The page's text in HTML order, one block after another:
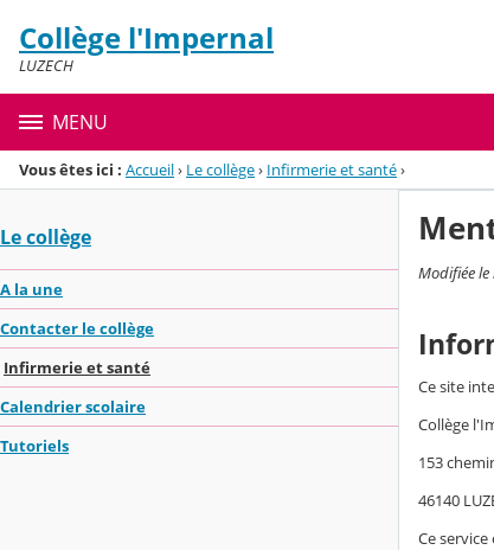
Menu de la rubrique
Contenu
Collège l'Impernal
LUZECH
MENU
Vous êtes ici : Accueil› Le collège› Infirmerie et santé›
Le collège
A la une
Contacter le collège
Infirmerie et santé
Calendrier scolaire
Tutoriels
Modifiée
Ce site
Collège
153
46140
Ce